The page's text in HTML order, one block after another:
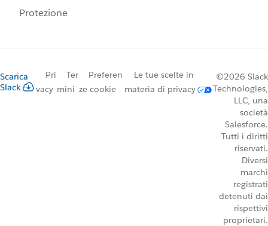
Protezione
Scarica
Slack
Pri
vacy
Ter
mini
Preferen
ze cookie
Le tue scelte in
materia di privacy
©2026 Slack
Technologies,
LLC, una
società
Salesforce.
Tutti i diritti
riservati.
Diversi
marchi
registrati
detenuti dai
rispettivi
proprietari.